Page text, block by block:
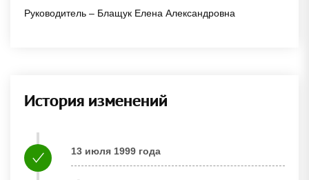
Руководитель – Блащук Елена Александровна
История изменений
13 июля 1999 года